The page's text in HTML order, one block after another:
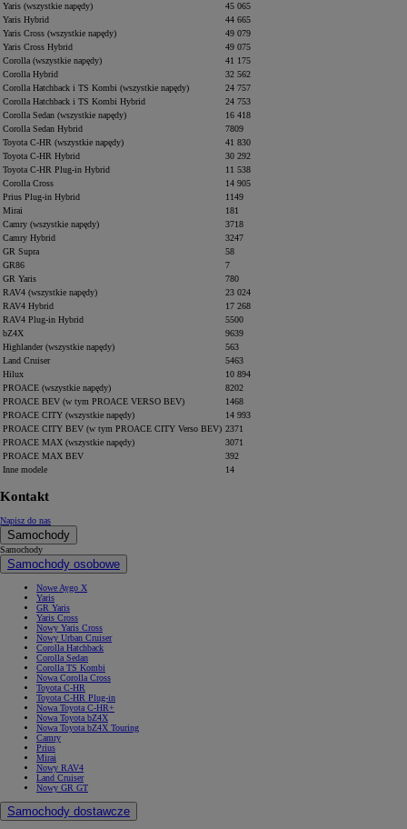
Yaris (wszystkie napędy)
45 065
Yaris Hybrid
44 665
Yaris Cross (wszystkie napędy)
49 079
Yaris Cross Hybrid
49 075
Corolla (wszystkie napędy)
41 175
Corolla Hybrid
32 562
Corolla Hatchback i TS Kombi (wszystkie napędy)
24 757
Corolla Hatchback i TS Kombi Hybrid
24 753
Corolla Sedan (wszystkie napędy)
16 418
Corolla Sedan Hybrid
7809
Toyota C-HR (wszystkie napędy)
41 830
Toyota C-HR Hybrid
30 292
Toyota C-HR Plug-in Hybrid
11 538
Corolla Cross
14 905
Prius Plug-in Hybrid
1149
Mirai
181
Camry (wszystkie napędy)
3718
Camry Hybrid
3247
GR Supra
58
GR86
7
GR Yaris
780
RAV4 (wszystkie napędy)
23 024
RAV4 Hybrid
17 268
RAV4 Plug-in Hybrid
5500
bZ4X
9639
Highlander (wszystkie napędy)
563
Land Cruiser
5463
Hilux
10 894
PROACE (wszystkie napędy)
8202
PROACE BEV (w tym PROACE VERSO BEV)
1468
PROACE CITY (wszystkie napędy)
14 993
PROACE CITY BEV (w tym PROACE CITY Verso BEV) 2371
PROACE MAX (wszystkie napędy)
3071
PROACE MAX BEV
392
Inne modele
14
Kontakt
Napisz do nas
Samochody
Samochody
Samochody osobowe
Nowe Aygo X
Yaris
GR Yaris
Yaris Cross
Nowy Yaris Cross
Nowy Urban Cruiser
Corolla Hatchback
Corolla Sedan
Corolla TS Kombi
Nowa Corolla Cross
Toyota C-HR
Toyota C-HR Plug-in
Nowa Toyota C-HR+
Nowa Toyota bZ4X
Nowa Toyota bZ4X Touring
Camry
Prius
Mirai
Nowy RAV4
Land Cruiser
Nowy GR GT
Samochody dostawcze